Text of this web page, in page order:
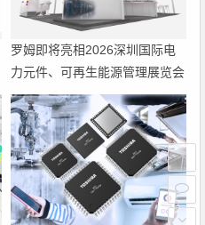
罗姆即将亮相2026深圳国际电
力元件、可再生能源管理展览会
暨研讨会